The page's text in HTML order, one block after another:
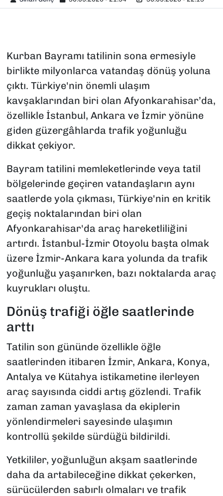
Kurban Bayramı tatilinin sona ermesiyle
birlikte milyonlarca vatandaş dönüş yoluna
çıktı. Türkiye'nin önemli ulaşım
kavşaklarından biri olan Afyonkarahisar’da,
özellikle İstanbul, Ankara ve İzmir yönüne
giden güzergâhlarda trafik yoğunluğu
dikkat çekiyor.
Bayram tatilini memleketlerinde veya tatil
bölgelerinde geçiren vatandaşların aynı
saatlerde yola çıkması, Türkiye'nin en kritik
geçiş noktalarından biri olan
Afyonkarahisar'da araç hareketliliğini
artırdı. İstanbul-İzmir Otoyolu başta olmak
üzere İzmir-Ankara kara yolunda da trafik
yoğunluğu yaşanırken, bazı noktalarda araç
kuyrukları oluştu.
Dönüş trafiği öğle saatlerinde
arttı
Tatilin son gününde özellikle öğle
saatlerinden itibaren İzmir, Ankara, Konya,
Antalya ve Kütahya istikametine ilerleyen
araç sayısında ciddi artış gözlendi. Trafik
zaman zaman yavaşlasa da ekiplerin
yönlendirmeleri sayesinde ulaşımın
kontrollü şekilde sürdüğü bildirildi.
Yetkililer, yoğunluğun akşam saatlerinde
daha da artabileceğine dikkat çekerken,
sürücülerden sabırlı olmaları ve trafik